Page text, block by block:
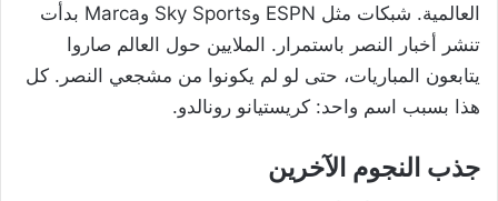
العالمية. شبكات مثل ESPN وSky Sports وMarca بدأت
تنشر أخبار النصر باستمرار. الملايين حول العالم صاروا
يتابعون المباريات، حتى لو لم يكونوا من مشجعي النصر. كل
هذا بسبب اسم واحد: كريستيانو رونالدو.
جذب النجوم الآخرين